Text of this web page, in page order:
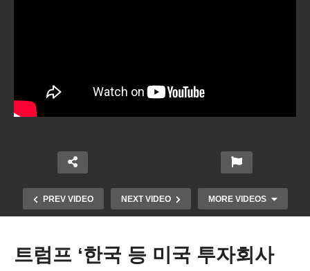
PREV VIDEO NEXT VIDEO MORE VIDEOS
트럼프 ‘한국 등 미국 투자회사